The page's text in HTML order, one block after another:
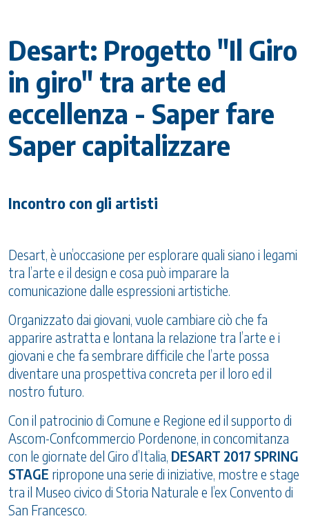
Desart: Progetto "Il Giro
in giro" tra arte ed
eccellenza - Saper fare
Saper capitalizzare
Incontro con gli artisti
Desart, è un’occasione per esplorare quali siano i legami
tra l’arte e il design e cosa può imparare la
comunicazione dalle espressioni artistiche.
Organizzato dai giovani, vuole cambiare ciò che fa
apparire astratta e lontana la relazione tra l’arte e i
giovani e che fa sembrare difficile che l’arte possa
diventare una prospettiva concreta per il loro ed il
nostro futuro.
Con il patrocinio di Comune e Regione ed il supporto di
Ascom-Confcommercio Pordenone, in concomitanza
con le giornate del Giro d’Italia, DESART 2017 SPRING
STAGE ripropone una serie di iniziative, mostre e stage
tra il Museo civico di Storia Naturale e l’ex Convento di
San Francesco.